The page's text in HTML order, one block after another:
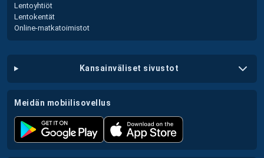
Lentoyhtiöt
Lentokentät
Online-matkatoimistot
kansainväliset sivustot
meidän mobiilisovellus